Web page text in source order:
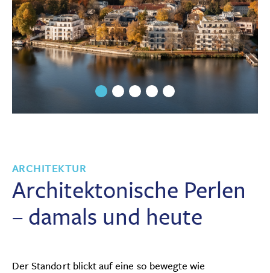
ARCHITEKTUR
Architektonische Perlen
– damals und heute
Der Standort blickt auf eine so bewegte wie